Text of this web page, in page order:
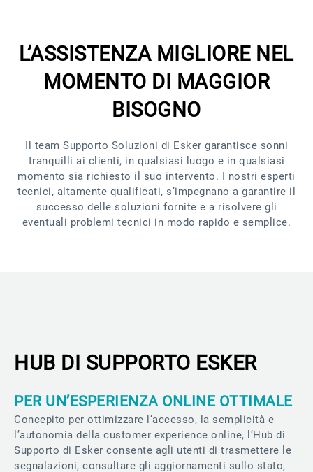
L’ASSISTENZA MIGLIORE NEL
MOMENTO DI MAGGIOR
BISOGNO
Il team Supporto Soluzioni di Esker garantisce sonni
tranquilli ai clienti, in qualsiasi luogo e in qualsiasi
momento sia richiesto il suo intervento. I nostri esperti
tecnici, altamente qualificati, s’impegnano a garantire il
successo delle soluzioni fornite e a risolvere gli
eventuali problemi tecnici in modo rapido e semplice.
HUB DI SUPPORTO ESKER
PER UN’ESPERIENZA ONLINE OTTIMALE
Concepito per ottimizzare l’accesso, la semplicità e
l’autonomia della customer experience online, l’Hub di
Supporto di Esker consente agli utenti di trasmettere le
segnalazioni, consultare gli aggiornamenti sullo stato,